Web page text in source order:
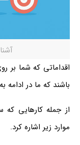
اقداماتی که شما بر
باشند که ما در ادامه
از جمله کارهایی
موارد زیر اشاره کرد.